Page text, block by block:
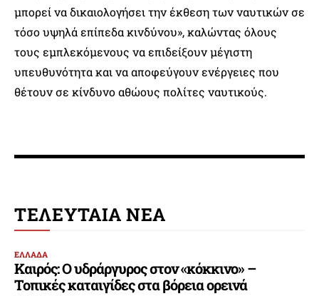
μπορεί να δικαιολογήσει την έκθεση των ναυτικών σε
τόσο υψηλά επίπεδα κινδύνου», καλώντας όλους
τους εμπλεκόμενους να επιδείξουν μέγιστη
υπευθυνότητα και να αποφεύγουν ενέργειες που
θέτουν σε κίνδυνο αθώους πολίτες ναυτικούς.
ΤΕΛΕΥΤΑΙΑ ΝΕΑ
ΕΛΛΑΔΑ
Καιρός: Ο υδράργυρος στον «κόκκινο» –
Τοπικές καταιγίδες στα βόρεια ορεινά